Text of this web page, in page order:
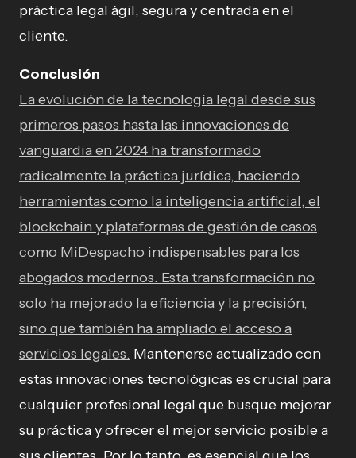
práctica legal ágil, segura y centrada en el
cliente.
Conclusión
La evolución de la tecnología legal desde sus
primeros pasos hasta las innovaciones de
vanguardia en 2024 ha transformado
radicalmente la práctica jurídica, haciendo
herramientas como la inteligencia artificial, el
blockchain y plataformas de gestión de casos
como MiDespacho indispensables para los
abogados modernos. Esta transformación no
solo ha mejorado la eficiencia y la precisión,
sino que también ha ampliado el acceso a
servicios legales. Mantenerse actualizado con
estas innovaciones tecnológicas es crucial para
cualquier profesional legal que busque mejorar
su práctica y ofrecer el mejor servicio posible a